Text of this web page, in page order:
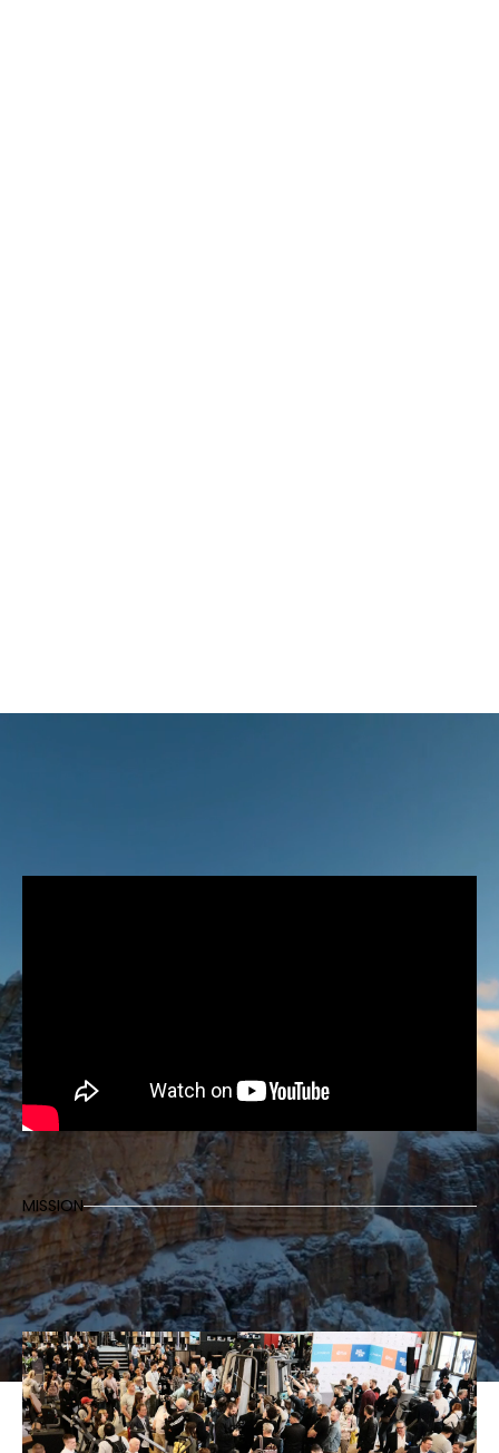
MISSION